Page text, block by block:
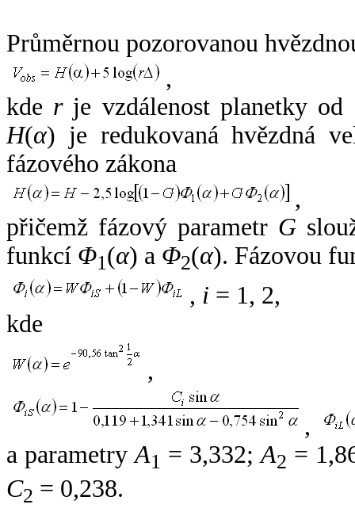
Průměrnou pozorovanou
,
kde rje vzdálenost planetky od
H(α) je redukovaná hvězdná
fázového zákona
,
přičemž fázový parametr G
funkcí Φ1(α) a Φ2(α). Fázovou
, i = 1, 2,
kde
,
,
a parametryA1 = 3,332;A2 =
C2 = 0,238.